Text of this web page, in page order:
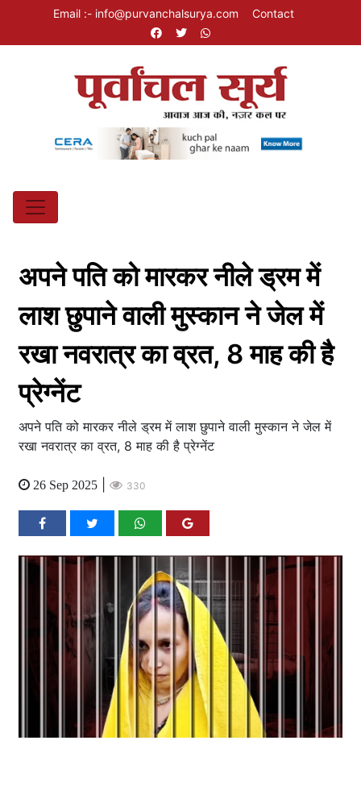
Email :- info@purvanchalsurya.com Contact
अपने पति को मारकर नीले ड्रम में
लाश छुपाने वाली मुस्कान ने जेल में
रखा नवरात्र का व्रत, 8 माह की है
प्रेग्नेंट
अपने पति को मारकर नीले ड्रम में लाश छुपाने वाली मुस्कान ने जेल में
रखा नवरात्र का व्रत, 8 माह की है प्रेग्नेंट
26 Sep 2025 330